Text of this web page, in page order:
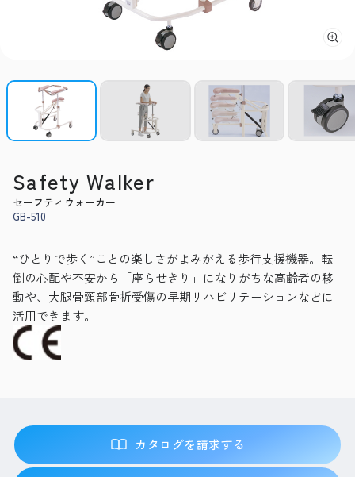
Safety Walker
セーフティウォーカー
GB-510
“ひとりで歩く”ことの楽しさがよみがえる歩行支援機器。転
倒の心配や不安から「座らせきり」になりがちな高齢者の移
動や、大腿骨頸部骨折受傷の早期リハビリテーションなどに
活用できます。
カタログを請求する